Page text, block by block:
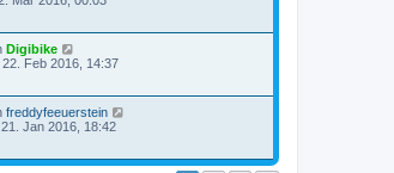
Digibike
22. Feb 2016, 14:37
freddyfeeuerstein
Jan 2016, 18:42